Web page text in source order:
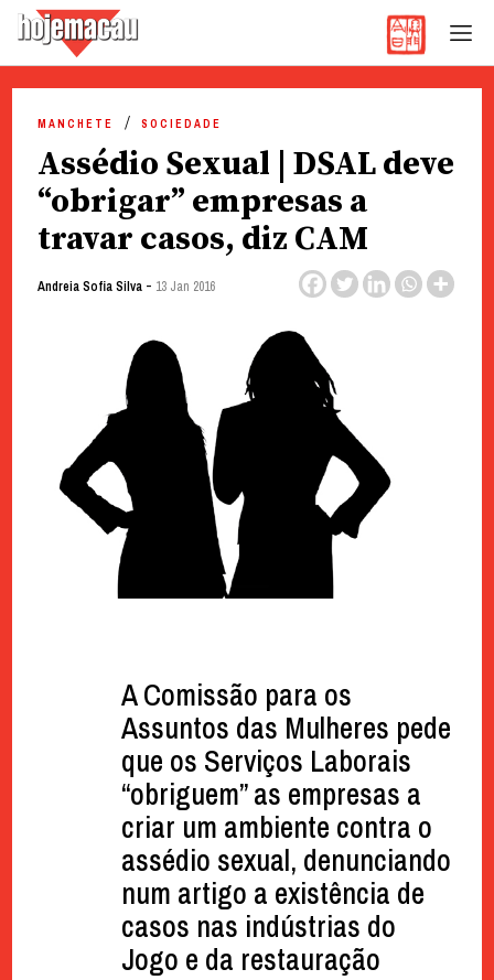
content
MANCHETE SOCIEDADE
Assédio Sexual | DSAL deve
“obrigar” empresas a
travar casos, diz CAM
Andreia Sofia Silva- 13 Jan 2016
A Comissão para os
Assuntos das Mulheres pede
que os Serviços Laborais
“obriguem” as empresas a
criar um ambiente contra o
assédio sexual, denunciando
num artigo a existência de
casos nas indústrias do
Jogo e da restauração